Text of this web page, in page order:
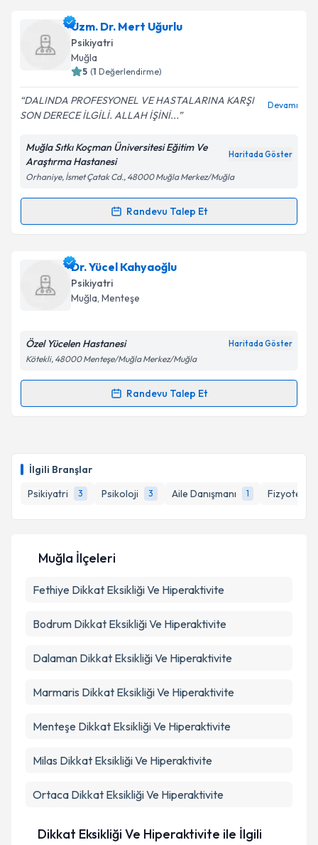
İlgili Branşlar
Psikiyatri
3 Psikoloji 3 Aile Danışmanı 1 Fizyoterapi
Takvim Talebini Gönder
Dr. Perihan Atakaniçin randevu takvimi talebi
oluşturun. Size bu uzmandan randevu almanız için bir
takvim hazırlandığında e-posta ile bilgilendireceğiz.
Kişisel verilerimin işlenmesine ilişkin
Aydınlatma
Metni'ni okudum ve kişisel verilerimin belirtilen
kapsamda işlenmesini kabul ediyorum.
Takvim Talebini Gönder
Uzm. Dr. Mert Uğurlu
Psikiyatri
Muğla
5 (1 Değerlendirme)
DALINDA PROFESYONEL VE HASTALARINA KARŞI
SON DERECE İLGİLİ. ALLAH İŞİNİ...
Devamı
Muğla Sıtkı Koçman Üniversitesi Eğitim Ve
Araştırma Hastanesi
Haritada Göster
Orhaniye, İsmet Çatak Cd., 48000 Muğla Merkez/Muğla
Randevu Talep Et
Randevu Takvimi Talebi
Uzm. Dr. Mert Uğurluiçin randevu takvimi talebi
oluşturun. Size bu uzmandan randevu almanız için bir
takvim hazırlandığında e-posta ile bilgilendireceğiz.
Kişisel verilerimin işlenmesine ilişkin
Metni'ni okudum ve kişisel verilerimin belirtilen
Dr. Yücel Kahyaoğlu
Psikiyatri
Muğla, Menteşe
Özel Yücelen Hastanesi Haritada Göster
Kötekli, 48000 Menteşe/Muğla Merkez/Muğla
Randevu Talep Et
Randevu Takvimi Talebi
takvim hazırlandığında e-posta ile bilgilendireceğiz.
E-posta Adresiniz
Metni'ni okudum ve kişisel verilerimin belirtilen
Muğla İlçeleri
Fethiye Dikkat Eksikliği Ve Hiperaktivite
Bodrum Dikkat Eksikliği Ve Hiperaktivite
Dalaman Dikkat Eksikliği Ve Hiperaktivite
Marmaris Dikkat Eksikliği Ve Hiperaktivite
Menteşe Dikkat Eksikliği Ve Hiperaktivite
Milas Dikkat Eksikliği Ve Hiperaktivite
Ortaca Dikkat Eksikliği Ve Hiperaktivite
Dikkat Eksikliği Ve Hiperaktivite ile İlgili